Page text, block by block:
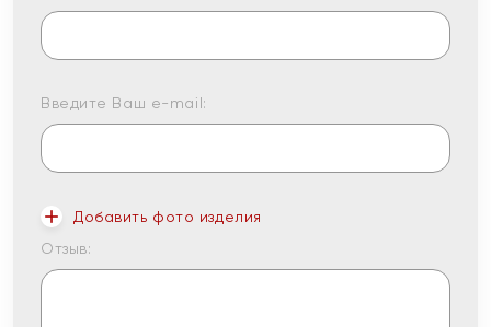
Введите Ваш e-mail:
Добавить фото изделия
Отзыв: